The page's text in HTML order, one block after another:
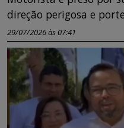
direção perigosa e
29/07/2026 às 07:41